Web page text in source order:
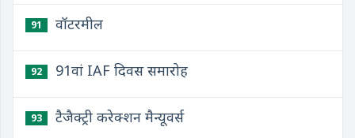
91 वॉटरमील
92 91वां IAF दिवस समारोह
93 टैजैक्ट्री करेक्शन मैन्यूवर्स